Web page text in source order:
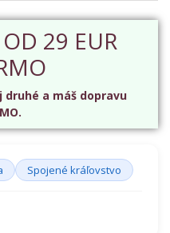
29 EUR
druhé a máš dopravu
Spojené kráľovstvo